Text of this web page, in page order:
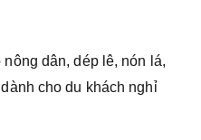
dân, dép lê, nón lá,
cho du khách nghỉ